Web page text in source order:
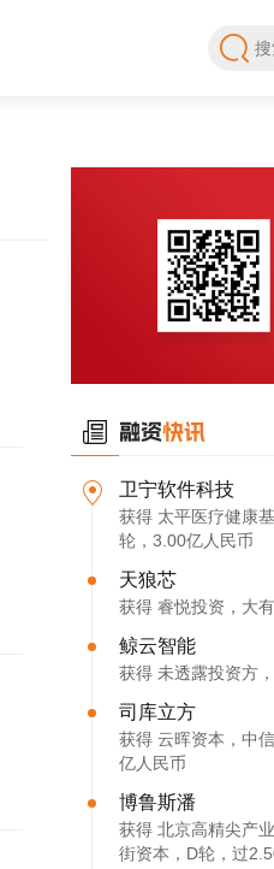
卫宁软件科技
获得 太平医疗健康
轮，3.00亿人民币
天狼芯
获得 睿悦投资，大
鲸云智能
获得 未透露投资方
司库立方
获得 云晖资本，中
亿人民币
博鲁斯潘
获得 北京高精尖产
街资本，D轮，过